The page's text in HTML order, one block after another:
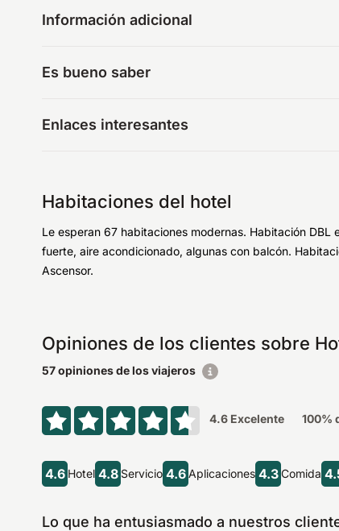
Información adicional
Es bueno saber
Enlaces interesantes
Habitaciones del hotel
Le esperan 67 habitaciones modernas. Habitación
fuerte, aire acondicionado, algunas con balcón.
Ascensor.
Opiniones de los clientes sobre
57 opiniones de los viajeros
4.6 Excelente 100%
4.6 Hotel 4.8 Servicio 4.6 Aplicaciones 4.3 Comida
Lo que ha entusiasmado a nuestros